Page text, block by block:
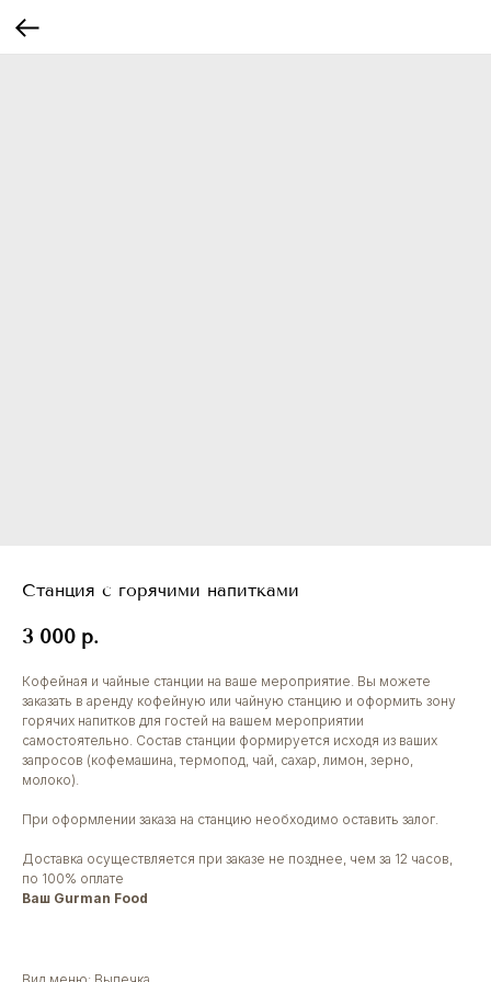
Станция с горячими напитками
3 000 р.
Кофейная и чайные станции на ваше мероприятие. Вы можете
заказать в аренду кофейную или чайную станцию и оформить зону
горячих напитков для гостей на вашем мероприятии
самостоятельно. Состав станции формируется исходя из ваших
запросов (кофемашина, термопод, чай, сахар, лимон, зерно,
молоко).
При оформлении заказа на станцию необходимо оставить залог.
Доставка осуществляется при заказе не позднее, чем за 12 часов,
по 100% оплате
Ваш Gurman Food
Вид меню: Выпечка